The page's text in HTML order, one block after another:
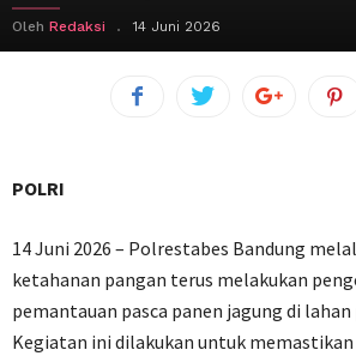
Oleh Redaksi 14 Juni 2026
POLRI
14 Juni 2026 – Polrestabes Bandung
ketahanan pangan terus melakukan
pemantauan pasca panen jagung di
Kegiatan ini dilakukan untuk